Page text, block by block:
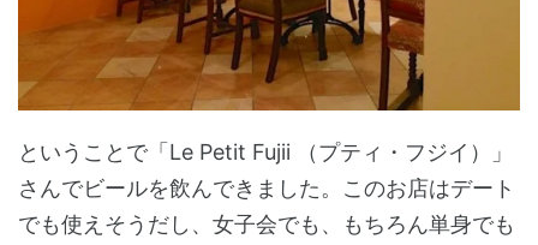
ということで「Le Petit Fujii （プティ・フジイ）」
さんでビールを飲んできました。このお店はデート
でも使えそうだし、女子会でも、もちろん単身でも